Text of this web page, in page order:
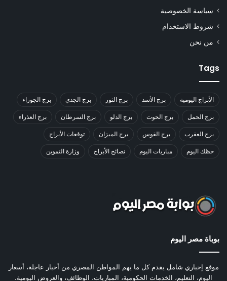
سياسة الخصوصية
شروط الاستخدام
من نحن
Tags
الأبراج اليومية برج الأسد برج الثور برج الجدي برج الجوزاء
برج الحمل برج الحوت برج الدلو برج السرطان برج العذراء
برج العقرب برج القوس برج الميزان توقعات الأبراج
حظك اليوم مباريات اليوم نصائح الأبراج وزارة التموين
بوباة مصر اليوم
موقع إخباري شامل يقدم كل ما يهم المواطن المصري من أخبار عاجلة، أسعار
اليوم، التعليم، الخدمات الحكومية، المباريات، الوظائف، والعروض اليومية.